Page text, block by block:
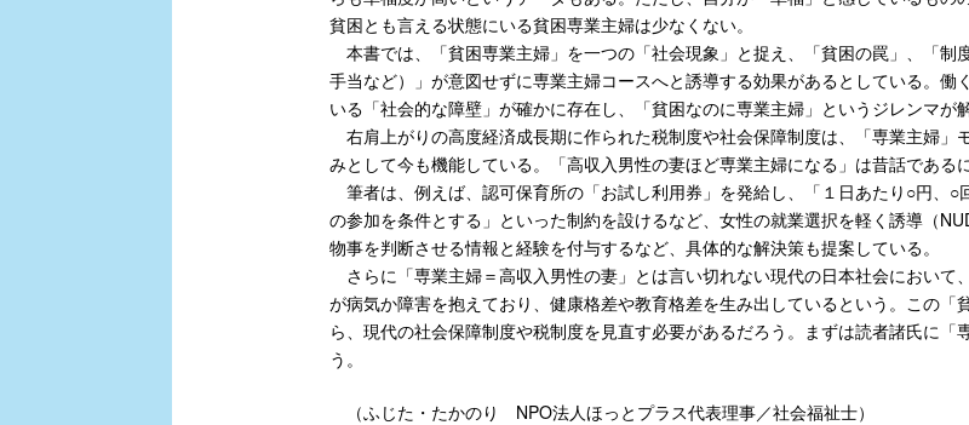
貧困とも言える状態にいる貧困専業主婦は少なくない。
本書では、「貧困専業主婦」を一つの「社会現象」と捉え、「貧困の罠」、「制
手当など）」が意図せずに専業主婦コースへと誘導する効果があるとしている。働
いる「社会的な障壁」が確かに存在し、「貧困なのに専業主婦」というジレンマが
右肩上がりの高度経済成長期に作られた税制度や社会保障制度は、「専業主婦」
みとして今も機能している。「高収入男性の妻ほど専業主婦になる」は昔話である
筆者は、例えば、認可保育所の「お試し利用券」を発給し、「１日あたり○円、
の参加を条件とする」といった制約を設けるなど、女性の就業選択を軽く誘導（
物事を判断させる情報と経験を付与するなど、具体的な解決策も提案している。
さらに「専業主婦＝高収入男性の妻」とは言い切れない現代の日本社会において
が病気か障害を抱えており、健康格差や教育格差を生み出しているという。この「
ら、現代の社会保障制度や税制度を見直す必要があるだろう。まずは読者諸氏に
う。
（ふじた・たかのり NPO法人ほっとプラス代表理事／社会福祉士）